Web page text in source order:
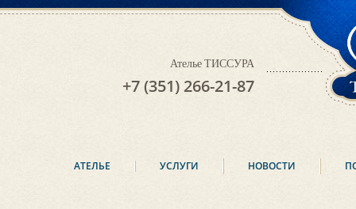
Ателье ТИССУРА
+7 (351) 266-21-87
АТЕЛЬЕ УСЛУГИ НОВОСТИ